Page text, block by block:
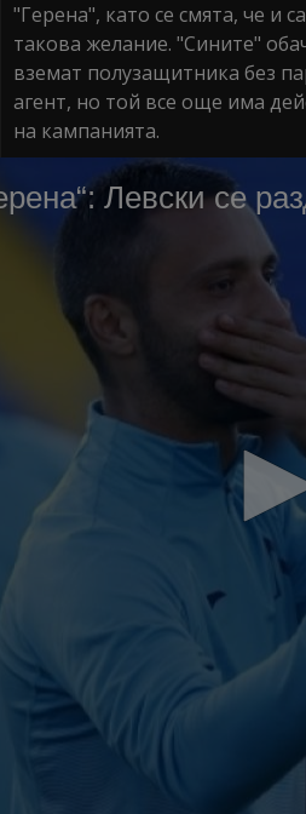
"Герена", като се смята, че и
такова желание. "Сините"
вземат полузащитника без
агент, но той все още има
на кампанията.